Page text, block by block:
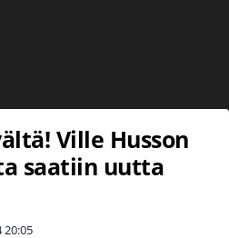
Ville Husson
saatiin uutta
20:05